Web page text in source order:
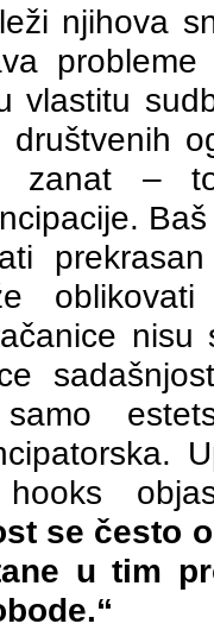
njihova
vlastitu
zanat –
nisu
hooks
se često
u tim